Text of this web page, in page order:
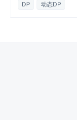
DP 动态DP